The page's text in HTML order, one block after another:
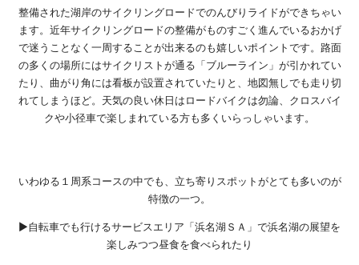
整備された湖岸のサイクリングロードでのんびりライドができちゃい
ます。近年サイクリングロードの整備がものすごく進んでいるおかげ
で迷うことなく一周することが出来るのも嬉しいポイントです。路面
の多くの場所にはサイクリストが通る「ブルーライン」が引かれてい
たり、曲がり角には看板が設置されていたりと、地図無しでも走り切
れてしまうほど。天気の良い休日はロードバイクは勿論、クロスバイ
クや小径車で楽しまれている方も多くいらっしゃいます。
いわゆる１周系コースの中でも、立ち寄りスポットがとても多いのが
特徴の一つ。
▶自転車でも行けるサービスエリア「浜名湖ＳＡ」で浜名湖の展望を
楽しみつつ昼食を食べられたり